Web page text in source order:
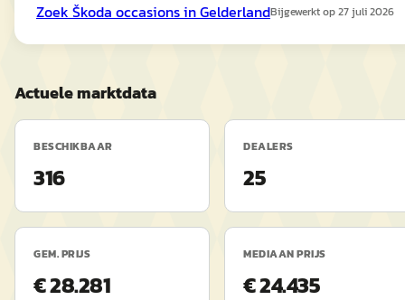
Zoek Škoda occasions inGelderlandBijgewerkt op27 juli 2026
Actuele marktdata
BESCHIKBAAR
316
DEALERS
25
GEM. PRIJS
€ 28.281
MEDIAAN PRIJS
€ 24.435